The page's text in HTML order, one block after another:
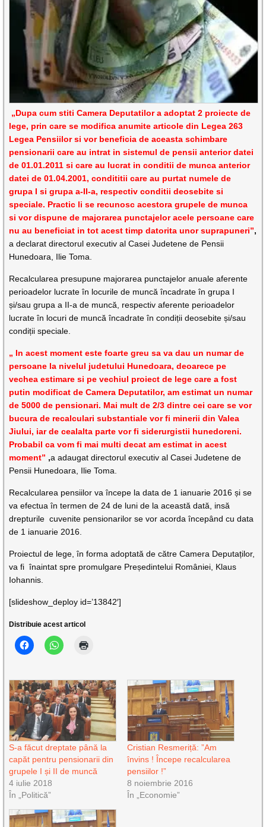
„Dupa cum stiti Camera Deputatilor a adoptat 2 proiecte de
lege, prin care se modifica anumite articole din Legea 263
Legea Pensiilor si vor beneficia de aceasta schimbare
pensionarii care au intrat in sistemul de pensii anterior datei
de 01.01.2011 si care au lucrat in conditii de munca anterior
datei de 01.04.2001, condititii care au purtat numele de
grupa I si grupa a-II-a, respectiv conditii deosebite si
speciale. Practic li se recunosc acestora grupele de munca
si vor dispune de majorarea punctajelor acele persoane care
nu au beneficiat in tot acest timp datorita unor suprapuneri”,
a declarat directorul executiv al Casei Judetene de Pensii
Hunedoara, Ilie Toma.
Recalcularea presupune majorarea punctajelor anuale aferente
perioadelor lucrate în locurile de muncă încadrate în grupa I
și/sau grupa a II-a de muncă, respectiv aferente perioadelor
lucrate în locuri de muncă încadrate în condiții deosebite și/sau
condiții speciale.
„ In acest moment este foarte greu sa va dau un numar de
persoane la nivelul judetului Hunedoara, deoarece pe
vechea estimare si pe vechiul proiect de lege care a fost
putin modificat de Camera Deputatilor, am estimat un numar
de 5000 de pensionari. Mai mult de 2/3 dintre cei care se vor
bucura de recalculari substantiale vor fi minerii din Valea
Jiului, iar de cealalta parte vor fi siderurgistii hunedoreni.
Probabil ca vom fi mai multi decat am estimat in acest
moment” ,a adaugat directorul executiv al Casei Judetene de
Pensii Hunedoara, Ilie Toma.
Recalcularea pensiilor va începe la data de 1 ianuarie 2016 și se
va efectua în termen de 24 de luni de la această dată, insă
drepturile cuvenite pensionarilor se vor acorda începând cu data
de 1 ianuarie 2016.
Proiectul de lege, în forma adoptată de către Camera Deputaților,
va fi înaintat spre promulgare Președintelui României, Klaus
Iohannis.
[slideshow_deploy id=’13842′]
Distribuie acest articol
S-a făcut dreptate până la
capăt pentru pensionarii din
grupele I și II de muncă
4 iulie 2018
În „Politică”
Cristian Resmeriță: ”Am
învins ! Începe recalcularea
pensiilor !”
8 noiembrie 2016
În „Economie”